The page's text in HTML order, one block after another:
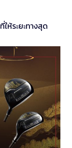
ห้ระยะทางสุด